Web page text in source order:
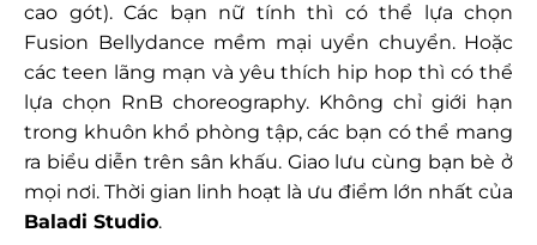
cao gót). Các bạn nữ tính thì có thể lựa chọn
Fusion Bellydance mềm mại uyển chuyển. Hoặc
các teen lãng mạn và yêu thích hip hop thì có thể
lựa chọn RnB choreography. Không chỉ giới hạn
trong khuôn khổ phòng tập, các bạn có thể mang
ra biểu diễn trên sân khấu. Giao lưu cùng bạn bè ở
mọi nơi. Thời gian linh hoạt là ưu điểm lớn nhất của
Baladi Studio.